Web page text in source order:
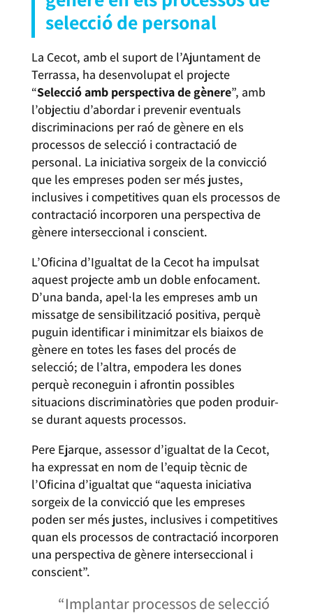
selecció de personal
La Cecot, amb el suport de l’Ajuntament de
Terrassa, ha desenvolupat el projecte
“Selecció amb perspectiva de gènere”, amb
l’objectiu d’abordar i prevenir eventuals
discriminacions per raó de gènere en els
processos de selecció i contractació de
personal. La iniciativa sorgeix de la convicció
que les empreses poden ser més justes,
inclusives i competitives quan els processos de
contractació incorporen una perspectiva de
gènere interseccional i conscient.
L’Oficina d’Igualtat de la Cecot ha impulsat
aquest projecte amb un doble enfocament.
D’una banda, apel·la les empreses amb un
missatge de sensibilització positiva, perquè
puguin identificar i minimitzar els biaixos de
gènere en totes les fases del procés de
selecció; de l’altra, empodera les dones
perquè reconeguin i afrontin possibles
situacions discriminatòries que poden produir-
se durant aquests processos.
Pere Ejarque, assessor d’igualtat de la Cecot,
ha expressat en nom de l’equip tècnic de
l’Oficina d’igualtat que “aquesta iniciativa
sorgeix de la convicció que les empreses
poden ser més justes, inclusives i competitives
quan els processos de contractació incorporen
una perspectiva de gènere interseccional i
conscient”.
“Implantar processos de selecció